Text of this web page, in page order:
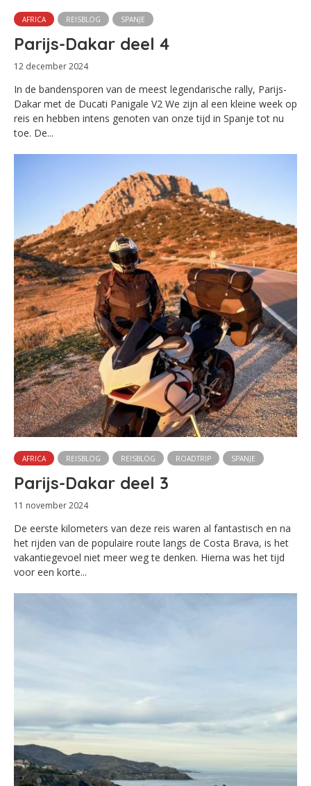
AFRICA REISBLOG SPANJE
Parijs-Dakar deel 4
12 december 2024
In de bandensporen van de meest legendarische rally, Parijs-
Dakar met de Ducati Panigale V2 We zijn al een kleine week op
reis en hebben intens genoten van onze tijd in Spanje tot nu
toe. De...
AFRICA REISBLOG REISBLOG ROADTRIP SPANJE
Parijs-Dakar deel 3
11 november 2024
De eerste kilometers van deze reis waren al fantastisch en na
het rijden van de populaire route langs de Costa Brava, is het
vakantiegevoel niet meer weg te denken. Hierna was het tijd
voor een korte...